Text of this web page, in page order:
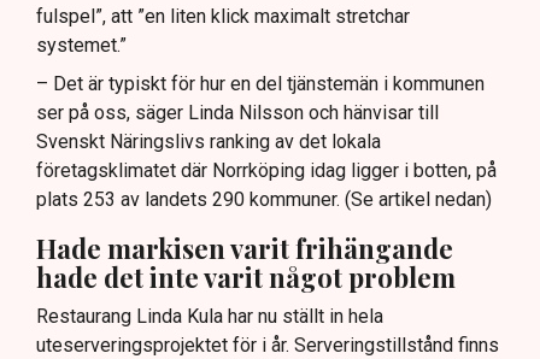
fulspel”, att ”en liten klick maximalt stretchar
systemet.”
– Det är typiskt för hur en del tjänstemän i kommunen
ser på oss, säger Linda Nilsson och hänvisar till
Svenskt Näringslivs ranking av det lokala
företagsklimatet där Norrköping idag ligger i botten, på
plats 253 av landets 290 kommuner. (Se artikel nedan)
Hade markisen varit frihängande
hade det inte varit något problem
Restaurang Linda Kula har nu ställt in hela
uteserveringsprojektet för i år. Serveringstillstånd finns